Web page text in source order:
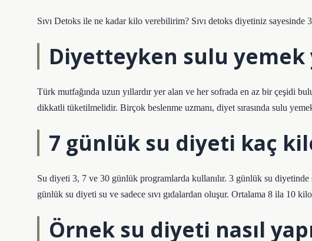
Sıvı Detoks ile ne kadar kilo verebilirim? Sıvı detoks diyetiniz
Diyetteyken sulu yemek
Türk mutfağında uzun yıllardır yer alan ve her sofrada en az bir çeşidi
dikkatli tüketilmelidir. Birçok beslenme uzmanı, diyet sırasında sulu
7 günlük su diyeti kaç
Su diyeti 3, 7 ve 30 günlük programlarda kullanılır. 3 günlük su
günlük su diyeti su ve sadece sıvı gıdalardan oluşur. Ortalama 8 ila 10
Örnek su diyeti nasıl